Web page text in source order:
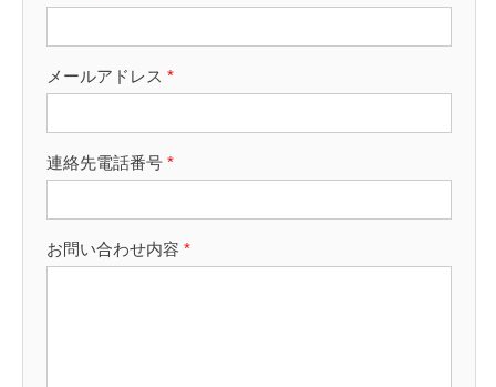
メールアドレス *
連絡先電話番号 *
お問い合わせ内容 *